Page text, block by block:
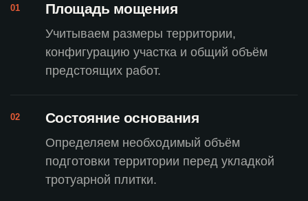
01 Площадь мощения
Учитываем размеры территории,
конфигурацию участка и общий объём
предстоящих работ.
02 Состояние основания
Определяем необходимый объём
подготовки территории перед укладкой
тротуарной плитки.